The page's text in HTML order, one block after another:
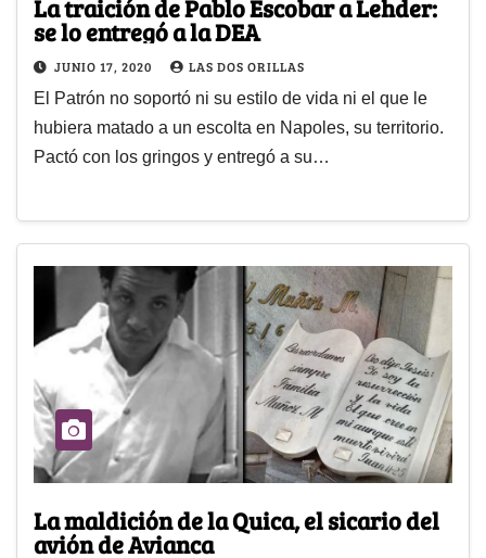
La traición de Pablo Escobar a Lehder:
se lo entregó a la DEA
JUNIO 17, 2020 LAS DOS ORILLAS
El Patrón no soportó ni su estilo de vida ni el que le
hubiera matado a un escolta en Napoles, su territorio.
Pactó con los gringos y entregó a su…
La maldición de la Quica, el sicario del
avión de Avianca